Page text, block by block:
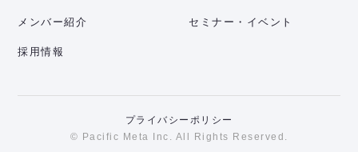
メンバー紹介
採用情報
セミナー・イベント
プライバシーポリシー
© Pacific Meta Inc. All Rights Reserved.